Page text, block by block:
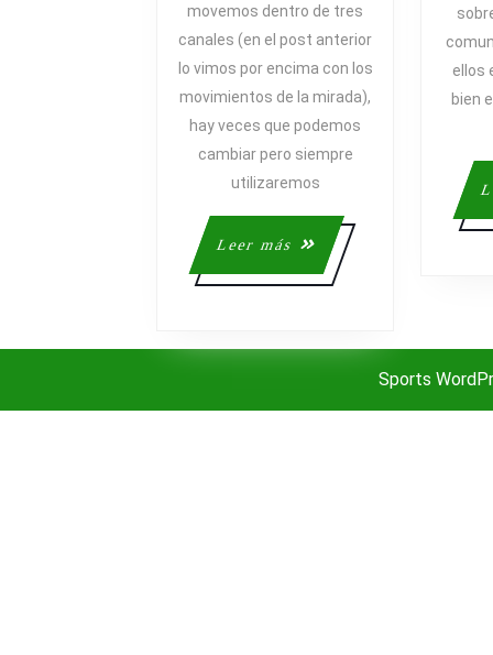
BUEN
VENDEDOR
HA
DE
ESCUCHAR
MÁS
movemos dentro de tres
canales (en el post anterior
lo vimos por encima con los
movimientos de la mirada),
hay veces que podemos
cambiar pero siempre
utilizaremos
Leer más
Leer
más
ellos
bien
Sports